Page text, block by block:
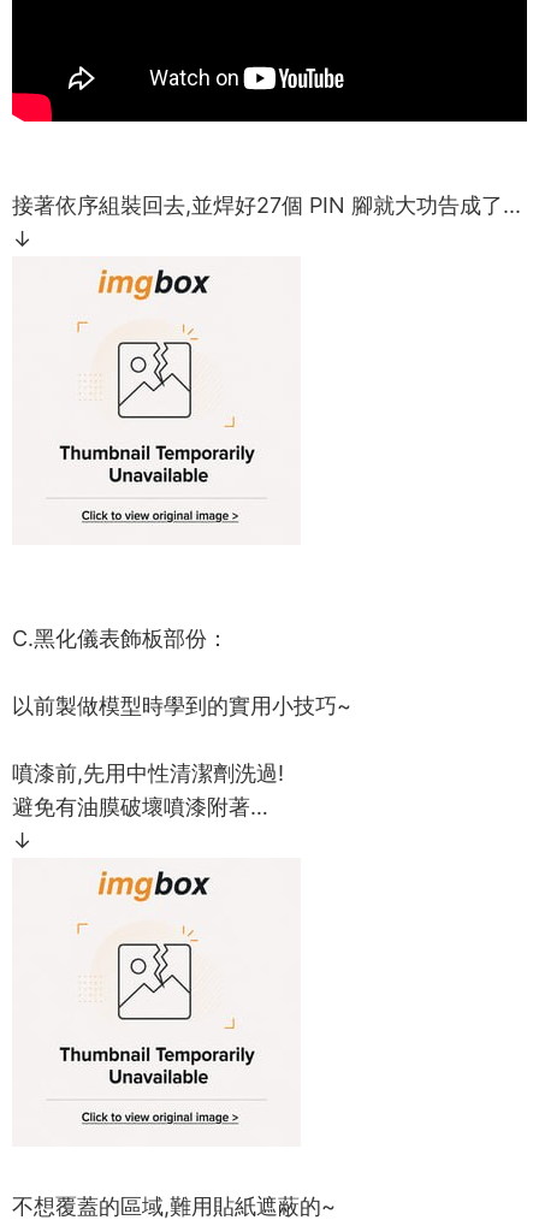
接著依序組裝回去,並焊好27個 PIN 腳就大功告成了...
↓
C.黑化儀表飾板部份：
以前製做模型時學到的實用小技巧~
噴漆前,先用中性清潔劑洗過!
避免有油膜破壞噴漆附著…
↓
不想覆蓋的區域,難用貼紙遮蔽的~